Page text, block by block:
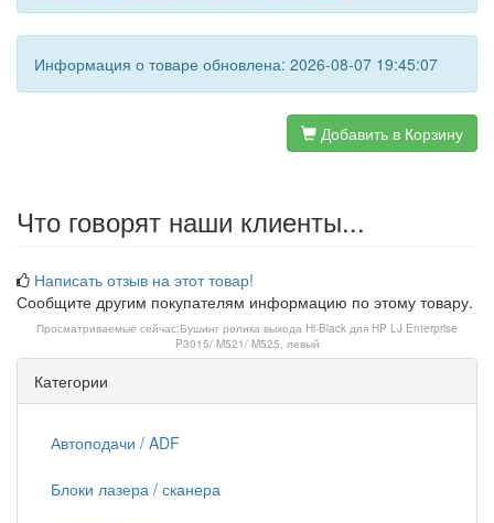
Информация о товаре обновлена: 2026-08-07 19:45:07
Добавить в Корзину
Что говорят наши клиенты...
Написать отзыв на этот товар!
Сообщите другим покупателям информацию по этому товару.
Просматриваемые сейчас:Бушинг ролика выхода Hi-Black для HP LJ Enterprise
P3015/ M521/ M525, левый
Категории
Автоподачи / ADF
Блоки лазера / сканера